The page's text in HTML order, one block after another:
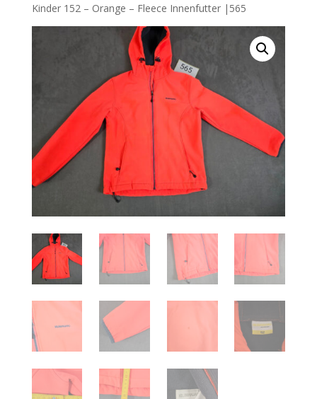
Kinder 152 – Orange – Fleece Innenfutter |565